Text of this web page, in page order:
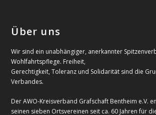
Über uns
Wir sind ein unabhängiger, anerkannter
Wohlfahrtspflege. Freiheit,
Gerechtigkeit, Toleranz und Solidarität sind die
Verbandes.
Der AWO-Kreisverband Grafschaft Bentheim e.V.
seinen sieben Ortsvereinen seit ca. 60 Jahren für